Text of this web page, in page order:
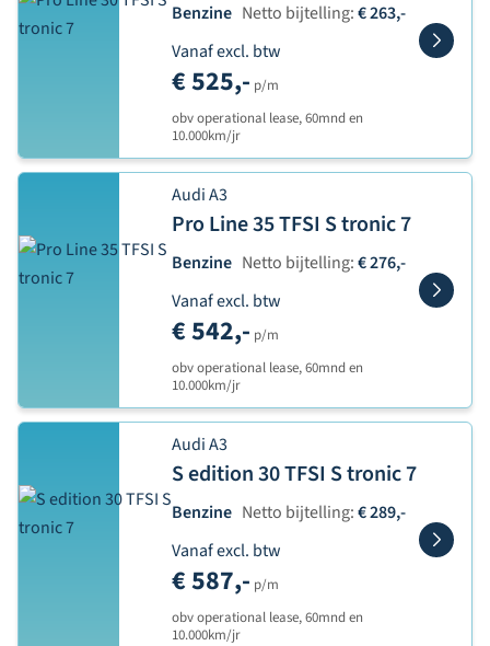
Benzine Netto bijtelling:€ 263,-
Vanaf excl. btw
€ 525,- p/m
obv operational lease, 60mnd en
10.000km/jr
Audi A3
Pro Line 35 TFSI S tronic 7
Benzine Netto bijtelling:€ 276,-
Vanaf excl. btw
€ 542,- p/m
obv operational lease, 60mnd en
10.000km/jr
Audi A3
S edition 30 TFSI S tronic 7
Benzine Netto bijtelling:€ 289,-
Vanaf excl. btw
€ 587,- p/m
obv operational lease, 60mnd en
10.000km/jr